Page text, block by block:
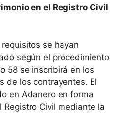
en el Registro Civil
se hayan
según el procedimiento
58 se inscribirá en los
de los contrayentes. El
en Adanero en forma
Registro Civil mediante la